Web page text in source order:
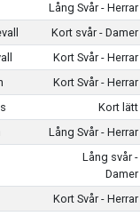
Lång Svår - Herrar
Kort svår - Damer
Kort Svår - Herrar
Kort Svår - Herrar
Kort lätt
Lång Svår - Herrar
Lång svår -
Damer
Kort Svår - Herrar